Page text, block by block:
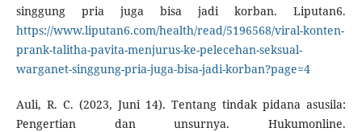
singgung pria juga bisa jadi korban. Liputan6.
https://www.liputan6.com/health/read/5196568/viral-konten-
prank-talitha-pavita-menjurus-ke-pelecehan-seksual-
warganet-singgung-pria-juga-bisa-jadi-korban?page=4
Auli, R. C. (2023, Juni 14). Tentang tindak pidana asusila:
Pengertian dan unsurnya. Hukumonline.